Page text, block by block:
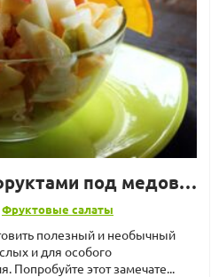
Салат из дыни с фруктами под медово-коньячной заправкой
Фруктовые салаты
полезный и необычный
и для особого
Попробуйте этот замечате...